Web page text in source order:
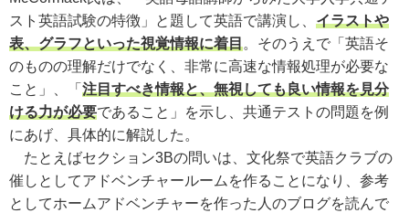
スト英語試験の特徴」と題して英語で講演し、 イラストや
表、グラフといった視覚情報に着目。そのうえで「英語そ
のものの理解だけでなく、非常に高速な情報処理が必要な
こと」、「 注目すべき情報と、無視しても良い情報を見分
ける力が必要であること」を示し、共通テストの問題を例
にあげ、具体的に解説した。
たとえばセクション3Bの問いは、文化祭で英語クラブの
催しとしてアドベンチャールームを作ることになり、参考
としてホームアドベンチャーを作った人のブログを読んで